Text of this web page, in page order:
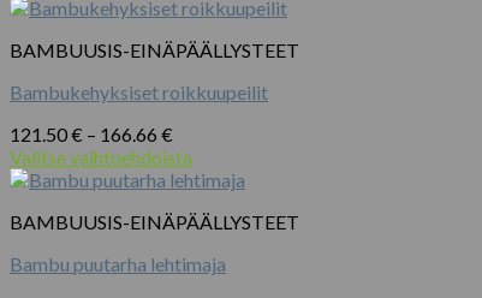
-
Tällä
on
muunnelma.
tehdä
valinnat
tuotteen
sivulla.
BAMBUUSIS-EINÄPÄÄLLYSTEET
Bambukehyksiset roikkuupeilit
121.50€ – 166.66 €
121.50 €
-
Valitse vaihtoehdoista
Tällä
on
muunnelma.
BAMBUUSIS-EINÄPÄÄLLYSTEET
Bambu puutarha lehtimaja